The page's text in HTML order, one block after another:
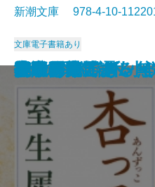
沈める滝
氷壁
総会屋錦城
夜と霧の隅で
虹いくたび
われらの時代
赤い影法師
イワン・デニー
リルケ詩集
縦走路
新潮文庫 978-4-10-
文庫電子書籍あり
杏っ子
ドリアン・グレ
Xへの手紙・私小
挽歌
吾輩は猫である
作家の顔
花のれん
小説日本芸譚
モオツァルト・
女であること